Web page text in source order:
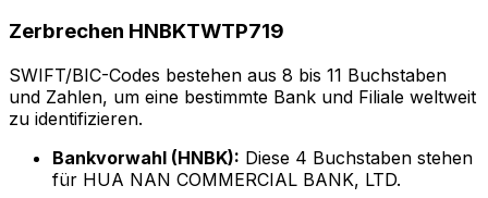
Zerbrechen HNBKTWTP719
SWIFT/BIC-Codes bestehen aus 8 bis 11 Buchstaben
und Zahlen, um eine bestimmte Bank und Filiale weltweit
zu identifizieren.
Bankvorwahl (HNBK): Diese 4 Buchstaben stehen
für HUA NAN COMMERCIAL BANK, LTD.